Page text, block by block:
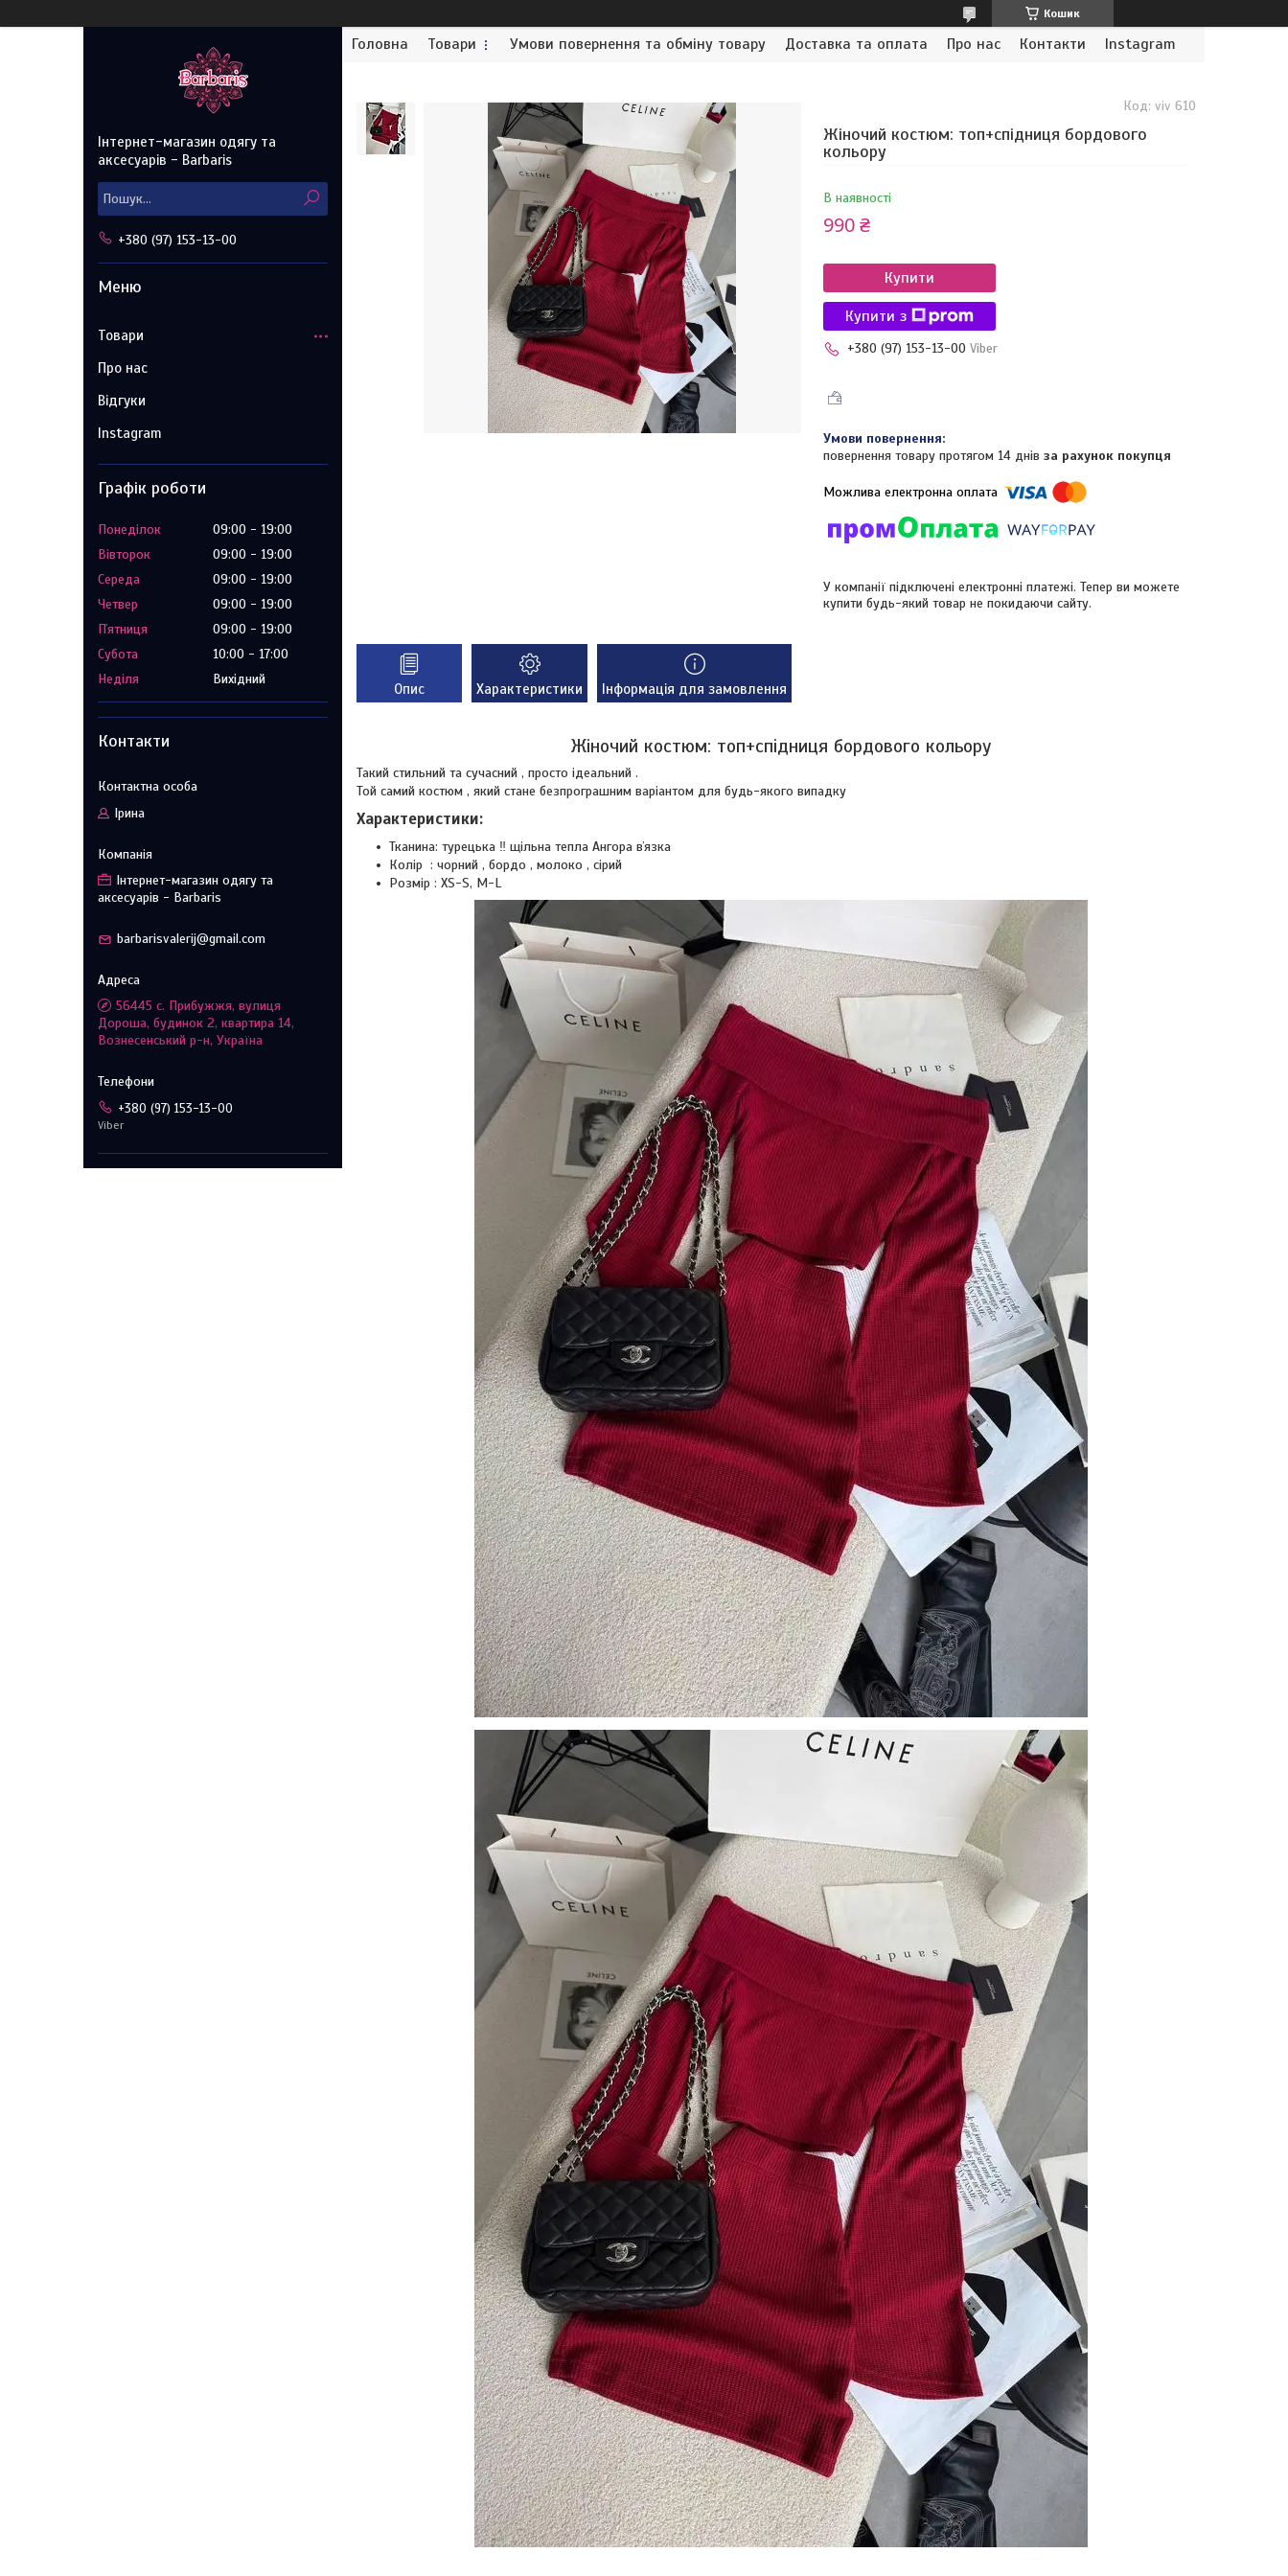
Кошик
Головна Товари Умови повернення та обміну товару Доставка та оплата Про нас Контакти Instagram
Жіночий костюм: топ+спідниця бордового
кольору
В наявності
Код:viv 610
990 ₴
Купити
Купити з
+380 (97) 153-13-00 Viber
повернення товару протягом 14 днів за рахунок покупця
У компанії підключені електронні платежі. Тепер ви можете
купити будь-який товар не покидаючи сайту.
Опис Характеристики Інформація для замовлення
Жіночий костюм: топ+спідниця бордового кольору
Такий стильний та сучасний , просто ідеальний .
Той самий костюм , який стане безпрограшним варіантом для будь-якого випадку
Характеристики:
Тканина: турецька ‼️ щільна тепла Ангора вʼязка
Колір : чорний , бордо , молоко , сірий
Розмір : XS-S, M-L
Інтернет-магазин одягу та
аксесуарів - Barbaris
+380 (97) 153-13-00
Товари
Про нас
Відгуки
Instagram
Графік роботи
Понеділок 09:00
19:00
Вівторок
09:00
19:00
Середа
09:00
19:00
Четвер
09:00
19:00
Пʼятниця
09:00
19:00
Субота
10:00
17:00
Неділя
Вихідний
Контакти
Ірина
Інтернет-магазин одягу та
аксесуарів - Barbaris
barbarisvalerij@gmail.com
56445 с. Прибужжя, вулиця
Дороша, будинок 2, квартира 14,
Вознесенський р-н, Україна
+380 (97) 153-13-00
Viber